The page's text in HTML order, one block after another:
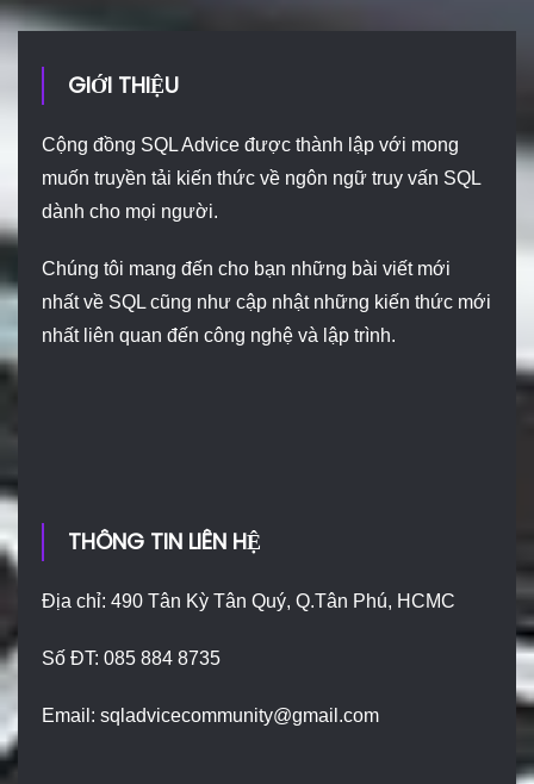
GIỚI THIỆU
Cộng đồng SQL Advice được thành lập với mong
muốn truyền tải kiến thức về ngôn ngữ truy vấn SQL
dành cho mọi người.
Chúng tôi mang đến cho bạn những bài viết mới
nhất về SQL cũng như cập nhật những kiến thức mới
nhất liên quan đến công nghệ và lập trình.
THÔNG TIN LIÊN HỆ
Địa chỉ: 490 Tân Kỳ Tân Quý, Q.Tân Phú, HCMC
Số ĐT: 085 884 8735
Email:sqladvicecommunity@gmail.com